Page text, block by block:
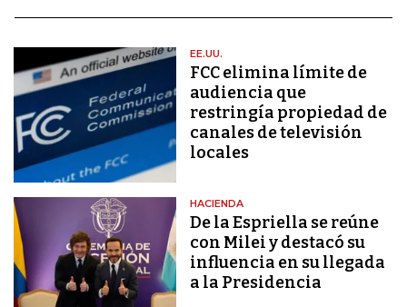
EE.UU.
FCC elimina límite de
audiencia que
restringía propiedad de
canales de televisión
locales
HACIENDA
De la Espriella se reúne
con Milei y destacó su
influencia en su llegada
a la Presidencia